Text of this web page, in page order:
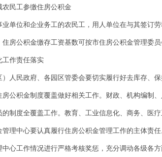
农民工参缴住房公积金
业单位和企业务工的农民工，用人单位在与其签订
房公积金缴存工资基数可按市住房公积金管理委
工作责任落实
）人民政府、各园区管委会要切实履行好去库存、
房公积金制度覆盖做好相关工作。财政、机构编制
的制度全覆盖工作。教育、工业信息化、商务、医
管理中心要认真履行住房公积金管理工作的主体责
心工作情况进行严格考核奖惩，充分调动各级各